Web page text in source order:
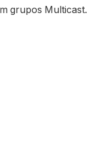
grupos Multicast.